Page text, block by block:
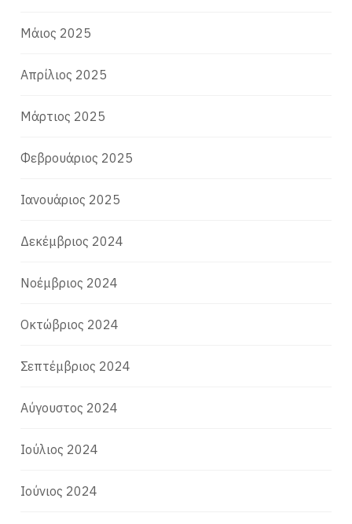
Μάιος 2025
Απρίλιος 2025
Μάρτιος 2025
Φεβρουάριος 2025
Ιανουάριος 2025
Δεκέμβριος 2024
Νοέμβριος 2024
Οκτώβριος 2024
Σεπτέμβριος 2024
Αύγουστος 2024
Ιούλιος 2024
Ιούνιος 2024